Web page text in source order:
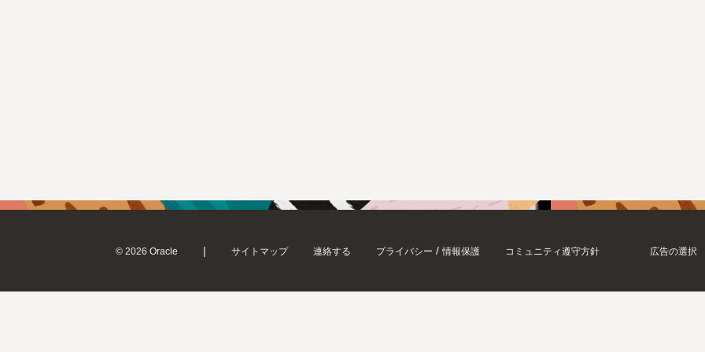
© 2026 Oracle | サイトマップ 連絡する プライバシー / 情報保護 コミュニティ遵守方針 広告の選択